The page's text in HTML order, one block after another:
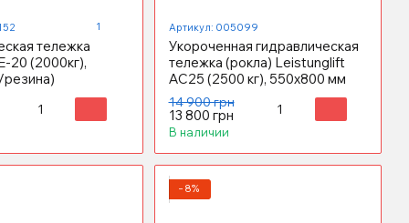
1
тележка
20 (2000кг),
Артикул: 005099
Укороченная гидравлическая
тележка (рокла) Leistunglift
АС25 (2500 кг), 550х800 мм
14 900 грн
13 800 грн
В наличии
−8%